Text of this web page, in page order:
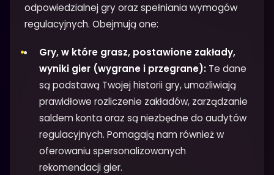
odpowiedzialnej gry oraz spełniania wymogów
regulacyjnych. Obejmują one:
Gry, w które grasz, postawione zakłady,
wyniki gier (wygrane i przegrane): Te dane
są podstawą Twojej historii gry, umożliwiają
prawidłowe rozliczenie zakładów, zarządzanie
saldem konta oraz są niezbędne do audytów
regulacyjnych. Pomagają nam również w
oferowaniu spersonalizowanych
rekomendacji gier.